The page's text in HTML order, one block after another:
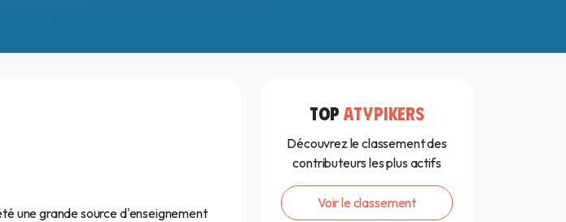
une grande source d'enseignement
TOP ATYPIKERS
Découvrez le classement des
contributeurs les plus actifs
Voir le classement